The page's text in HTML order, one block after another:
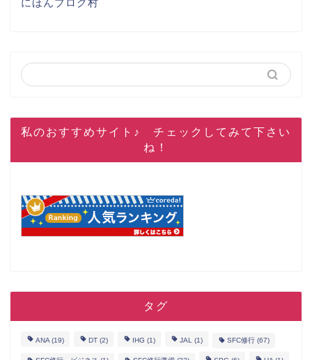
にほんブログ村
私のおすすめサイト♪ チェックしてみて下さい
ね！
タグ
ANA (19) DT (2) IHG (1) JAL (1) SFC修行 (67)